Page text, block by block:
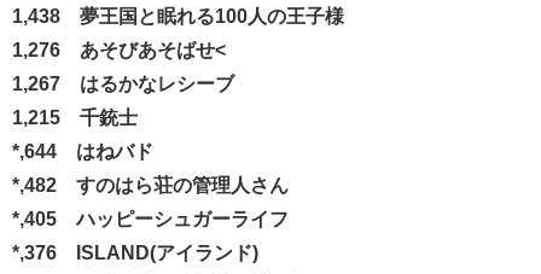
1,438 夢王国と眠れる100人の王子様
1,276 あそびあそばせ<
1,267 はるかなレシーブ
1,215 千銃士
*,644 はねバド
*,482 すのはら荘の管理人さん
*,405 ハッピーシュガーライフ
*,376 ISLAND(アイランド)